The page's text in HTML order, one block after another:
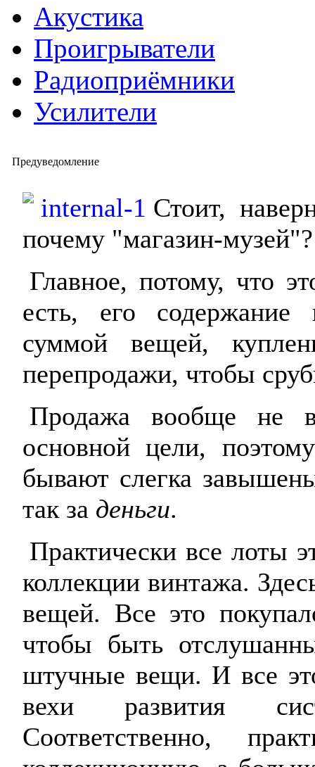
Акустика
Проигрыватели
Радиоприёмники
Усилители
Предуведомление
Стоит,
почему "магазин-музей"?
Главное, потому, что
есть, его содержание
суммой вещей,
перепродажи, чтобы
Продажа вообще не
основной цели,
бывают слегка
так за деньги.
Практически все лоты
коллекции винтажа.
вещей. Все это
чтобы быть
штучные вещи. И все
вехи развития
Соответственно,